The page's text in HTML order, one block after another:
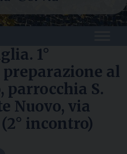
1°
al
S.
Nuovo, via
incontro)